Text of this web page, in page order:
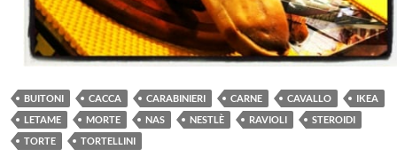
BUITONI CACCA CARABINIERI CARNE CAVALLO
IKEA
LETAME
MORTE NAS NESTLÈ RAVIOLI
STEROIDI
TORTE
TORTELLINI